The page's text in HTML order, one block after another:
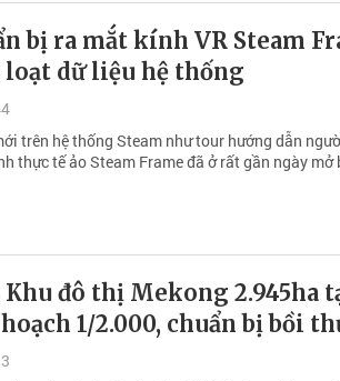
bị ra mắt kính VR Steam
dữ liệu hệ thống
trên hệ thống Steam như tour hướng dẫn
thực tế ảo Steam Frame đã ở rất gần ngày mở
Khu đô thị Mekong 2.945ha
1/2.000, chuẩn bị bồi